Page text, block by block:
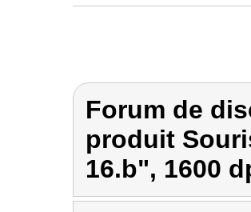
Forum de
produit
16.b", 1600